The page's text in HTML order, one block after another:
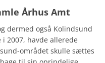
Århus Amt
dermed også Kolindsund
2007, havde allerede
området skulle sættes